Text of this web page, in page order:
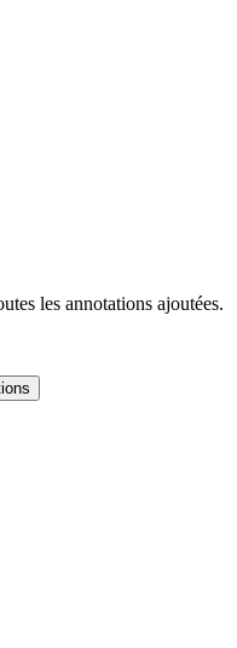
les annotations ajoutées.